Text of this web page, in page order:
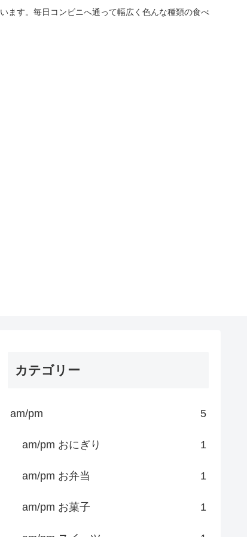
ます。毎日コンビニへ通って幅広く色んな種類の食べ
カテゴリー
am/pm 5
am/pm おにぎり 1
am/pm お弁当 1
am/pm お菓子 1